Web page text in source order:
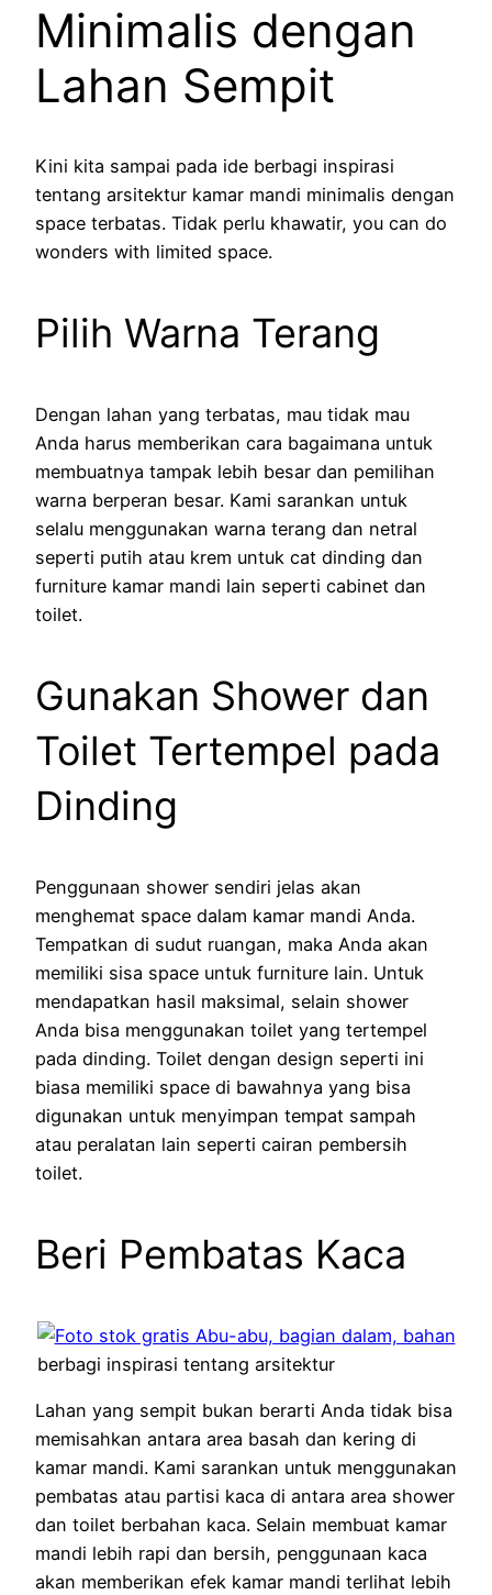
Minimalis dengan
Lahan Sempit
Kini kita sampai pada ide berbagi inspirasi
tentang arsitektur kamar mandi minimalis dengan
space terbatas. Tidak perlu khawatir, you can do
wonders with limited space.
Pilih Warna Terang
Dengan lahan yang terbatas, mau tidak mau
Anda harus memberikan cara bagaimana untuk
membuatnya tampak lebih besar dan pemilihan
warna berperan besar. Kami sarankan untuk
selalu menggunakan warna terang dan netral
seperti putih atau krem untuk cat dinding dan
furniture kamar mandi lain seperti cabinet dan
toilet.
Gunakan Shower dan
Toilet Tertempel pada
Dinding
Penggunaan shower sendiri jelas akan
menghemat space dalam kamar mandi Anda.
Tempatkan di sudut ruangan, maka Anda akan
memiliki sisa space untuk furniture lain. Untuk
mendapatkan hasil maksimal, selain shower
Anda bisa menggunakan toilet yang tertempel
pada dinding. Toilet dengan design seperti ini
biasa memiliki space di bawahnya yang bisa
digunakan untuk menyimpan tempat sampah
atau peralatan lain seperti cairan pembersih
toilet.
Beri Pembatas Kaca
berbagi inspirasi tentang arsitektur
Lahan yang sempit bukan berarti Anda tidak bisa
memisahkan antara area basah dan kering di
kamar mandi. Kami sarankan untuk menggunakan
pembatas atau partisi kaca di antara area shower
dan toilet berbahan kaca. Selain membuat kamar
mandi lebih rapi dan bersih, penggunaan kaca
akan memberikan efek kamar mandi terlihat lebih